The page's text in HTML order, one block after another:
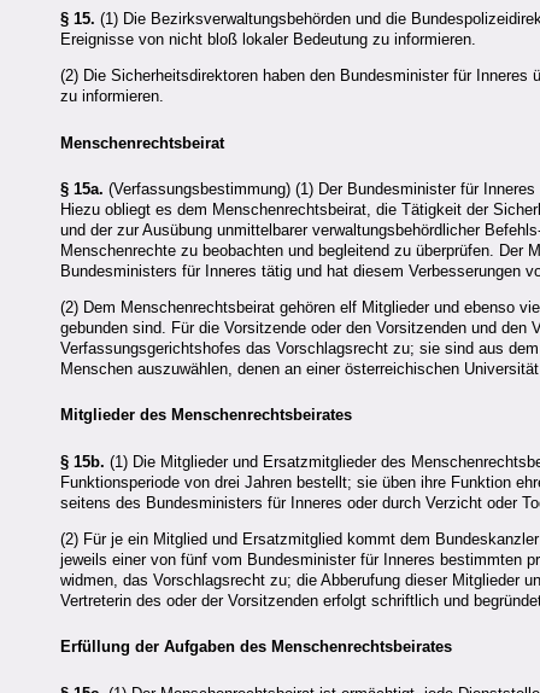
§ 15. (1) Die Bezirksverwaltungsbehörden und die
Ereignisse von nicht bloß lokaler Bedeutung zu informieren.
(2) Die Sicherheitsdirektoren haben den Bundesminister für
zu informieren.
Menschenrechtsbeirat
§ 15a. (Verfassungsbestimmung) (1) Der Bundesminister für
Hiezu obliegt es dem Menschenrechtsbeirat, die Tätigkeit der
und der zur Ausübung unmittelbarer verwaltungsbehördlicher
Menschenrechte zu beobachten und begleitend zu überprüfen. Der
Bundesministers für Inneres tätig und hat diesem Verbesserungen
(2) Dem Menschenrechtsbeirat gehören elf Mitglieder und ebenso
gebunden sind. Für die Vorsitzende oder den Vorsitzenden und
Verfassungsgerichtshofes das Vorschlagsrecht zu; sie sind aus
Menschen auszuwählen, denen an einer österreichischen
Mitglieder des Menschenrechtsbeirates
§ 15b. (1) Die Mitglieder und Ersatzmitglieder des
Funktionsperiode von drei Jahren bestellt; sie üben ihre Funktion
seitens des Bundesministers für Inneres oder durch Verzicht oder
(2) Für je ein Mitglied und Ersatzmitglied kommt dem
jeweils einer von fünf vom Bundesminister für Inneres bestimmten
widmen, das Vorschlagsrecht zu; die Abberufung dieser Mitglieder
Vertreterin des oder der Vorsitzenden erfolgt schriftlich und
Erfüllung der Aufgaben des Menschenrechtsbeirates